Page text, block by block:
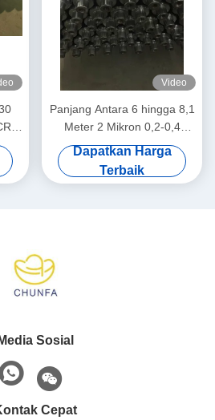
Video
Panjang Antara 6 hingga 8,1
Meter 2 Mikron 0,2-0,4
Piston Rod Hollow Mesin
Tekstil / Sikat
Dapatkan Harga
Terbaik
Media Sosial
Cepat